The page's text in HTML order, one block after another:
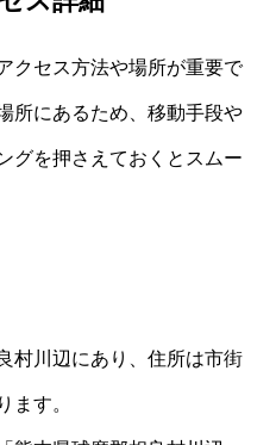
クセス方法や場所が重要で
所にあるため、移動手段や
グを押さえておくとスムー
村川辺にあり、住所は市街
ます。